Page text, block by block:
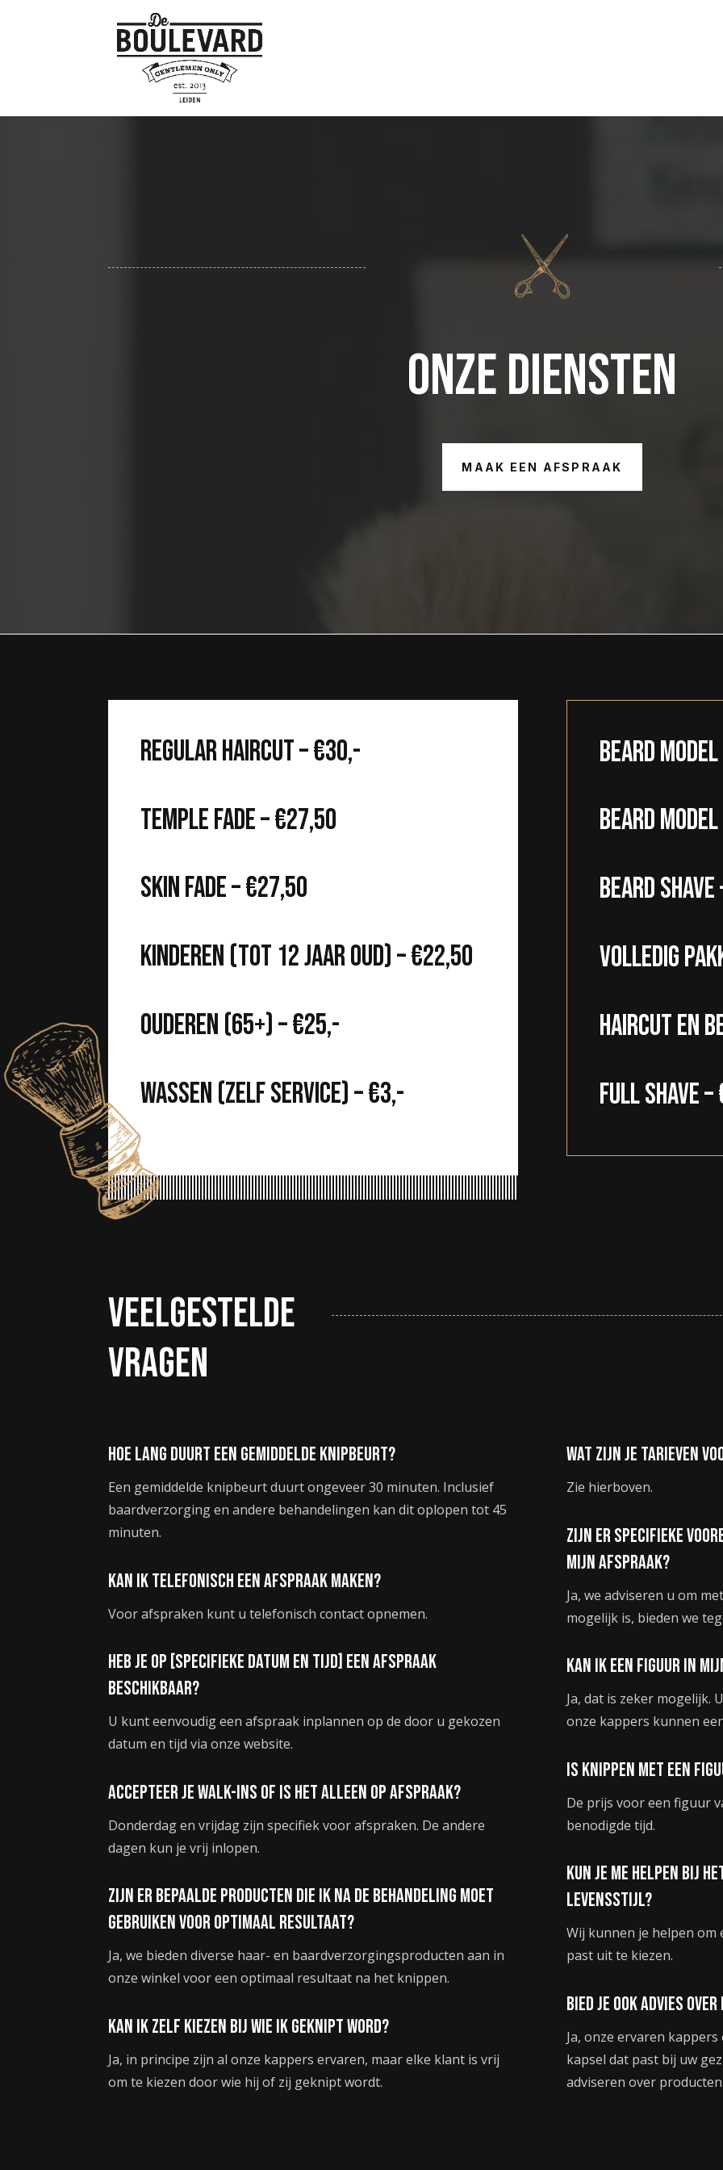
Onze diensten
MAAK EEN AFSPRAAK
Regular haircut – €30,-
Temple fade – €27,50
Skin fade – €27,50
Kinderen (tot 12 jaar oud) – €22,50
Ouderen (65+) – €25,-
wASSEN (zelf service) – €3,-
Beard
Beard
Beard shave
volledig
Haircut en
Full shave –
Veelgestelde
vragen
Hoe lang duurt een gemiddelde knipbeurt?
Een gemiddelde knipbeurt duurt ongeveer 30 minuten. Inclusief
baardverzorging en andere behandelingen kan dit oplopen tot 45
minuten.
Kan ik telefonisch een afspraak maken?
Voor afspraken kunt u telefonisch contact opnemen.
Heb je op [specifieke datum en tijd] een afspraak
beschikbaar?
U kunt eenvoudig een afspraak inplannen op de door u gekozen
datum en tijd via onze website.
Accepteer je walk-ins of is het alleen op afspraak?
Donderdag en vrijdag zijn specifiek voor afspraken. De andere
dagen kun je vrij inlopen.
Zijn er bepaalde producten die ik na de behandeling moet
gebruiken voor optimaal resultaat?
Ja, we bieden diverse haar- en baardverzorgingsproducten aan in
onze winkel voor een optimaal resultaat na het knippen.
Kan ik zelf kiezen bij wie ik geknipt word?
Ja, in principe zijn al onze kappers ervaren, maar elke klant is vrij
om te kiezen door wie hij of zij geknipt wordt.
Wat zijn je tarieven
Zie hierboven.
Zijn er specifieke
mijn afspraak?
Ja, we adviseren u om
mogelijk is, bieden we
Kan ik een figuur in
Ja, dat is zeker mogelijk.
onze kappers kunnen
Is knippen met een
De prijs voor een figuur
benodigde tijd.
Kun je me helpen bij
levensstijl?
Wij kunnen je helpen om
past uit te kiezen.
Bied je ook advies
Ja, onze ervaren
kapsel dat past bij uw
adviseren over producten